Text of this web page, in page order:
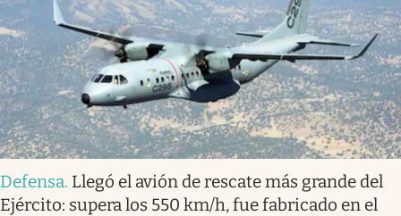
Defensa. Llegó el avión de rescate más grande del
Ejército: supera los 550 km/h, fue fabricado en el